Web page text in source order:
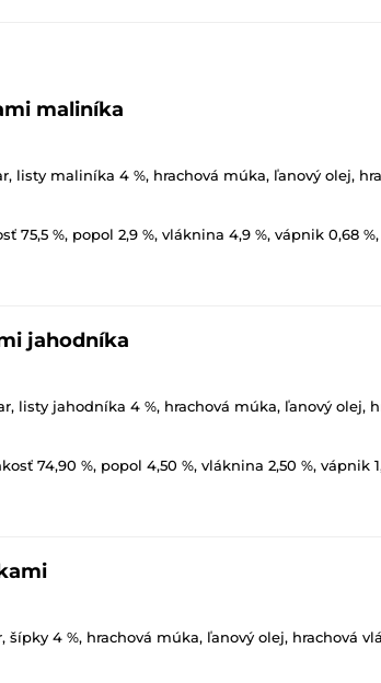
maliníka
listy maliníka 4 %, hrachová múka, ľanový olej,
75,5 %, popol 2,9 %, vláknina 4,9 %, vápnik 0,68
jahodníka
listy jahodníka 4 %, hrachová múka, ľanový olej,
74,90 %, popol 4,50 %, vláknina 2,50 %, vápnik
šípky 4 %, hrachová múka, ľanový olej, hrachová